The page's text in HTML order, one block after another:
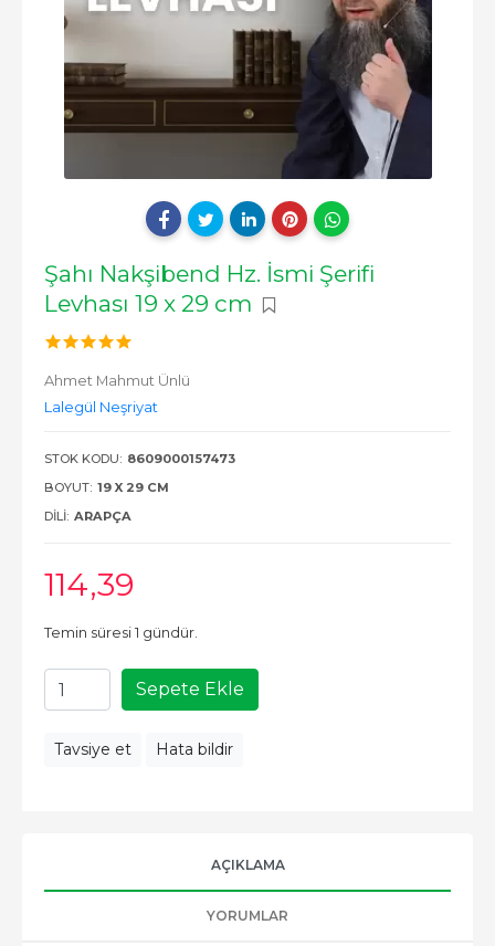
Şahı Nakşibend Hz. İsmi Şerifi
Levhası 19 x 29 cm
Ahmet Mahmut Ünlü
Lalegül Neşriyat
STOK KODU: 8609000157473
BOYUT: 19 X 29 CM
DILI: ARAPÇA
114,39
Temin süresi 1 gündür.
Sepete Ekle
Tavsiye et Hata bildir
AÇIKLAMA
YORUMLAR